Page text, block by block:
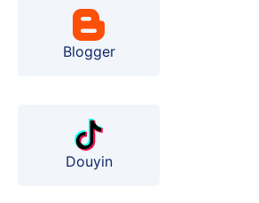
Blogger
Douyin